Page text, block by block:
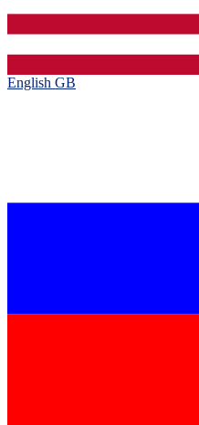
English GB‎